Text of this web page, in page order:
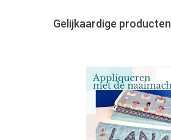
Gelijkaardige producten